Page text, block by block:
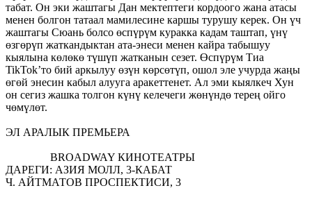
табат. Он эки жаштагы Дан мектептеги кордоого жана атасы
менен болгон татаал мамилесине каршы турушу керек. Он үч
жаштагы Сюань болсо өспүрүм куракка кадам таштап, үнү
өзгөрүп жаткандыктан ата-энеси менен кайра табышуу
кыялына көлөкө түшүп жатканын сезет. Өспүрүм Тиа
TikTok’то бий аркылуу өзүн көрсөтүп, ошол эле учурда жаңы
өгөй энесин кабыл алууга аракеттенет. Ал эми кыялкеч Хун
он сегиз жашка толгон күнү келечеги жөнүндө терең ойго
чөмүлөт.
ЭЛ АРАЛЫК ПРЕМЬЕРА
BROADWAY КИНОТЕАТРЫ
ДАРЕГИ: АЗИЯ МОЛЛ, 3-КАБАТ
Ч. АЙТМАТОВ ПРОСПЕКТИСИ, 3